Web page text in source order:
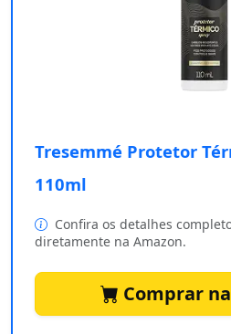
Tresemmé Protetor
110ml
Confira os detalhes
diretamente na Amazon.
Comprar